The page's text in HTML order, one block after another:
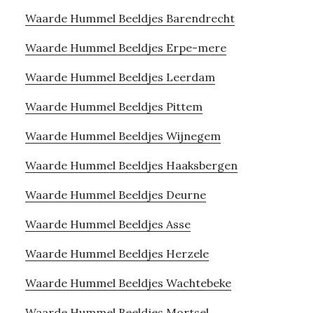
Waarde Hummel Beeldjes Barendrecht
Waarde Hummel Beeldjes Erpe-mere
Waarde Hummel Beeldjes Leerdam
Waarde Hummel Beeldjes Pittem
Waarde Hummel Beeldjes Wijnegem
Waarde Hummel Beeldjes Haaksbergen
Waarde Hummel Beeldjes Deurne
Waarde Hummel Beeldjes Asse
Waarde Hummel Beeldjes Herzele
Waarde Hummel Beeldjes Wachtebeke